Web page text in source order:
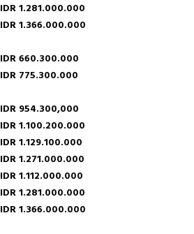
IDR 1.281.000.000
IDR 1.366.000.000
IDR 660.300.000
IDR 775.300.000
IDR 954.300,000
IDR 1.100.200.000
IDR 1.129.100.000
IDR 1.271.000.000
IDR 1.112.000.000
IDR 1.281.000.000
IDR 1.366.000.000